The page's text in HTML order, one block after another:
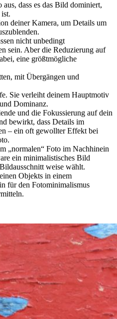
dass es das Bild dominiert,
deiner Kamera, um Details um
nicht unbedingt
sein. Aber die Reduzierung auf
eine größtmögliche
mit Übergängen und
Sie verleiht deinem Hauptmotiv
Dominanz.
und die Fokussierung auf dein
bewirkt, dass Details im
– ein oft gewollter Effekt bei
„normalen“ Foto im Nachhinein
ein minimalistisches Bild
weise wählt.
Objekts in einem
für den Fotominimalismus